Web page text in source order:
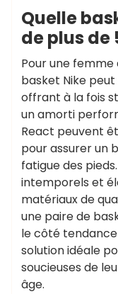
Quelle
de plus de
Pour une femme
basket Nike
offrant à la fois
un amorti
React peuvent
pour assurer un
fatigue des
intemporels et
matériaux de
une paire de
le côté
solution idéale
soucieuses de
âge.